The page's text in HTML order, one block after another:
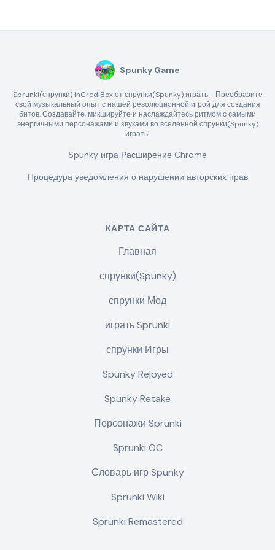
Spunky Game
Sprunki(спрунки) InCrediBox от спрунки(Spunky) играть - Преобразите
свой музыкальный опыт с нашей революционной игрой для создания
битов. Создавайте, микшируйте и наслаждайтесь ритмом с самыми
энергичными персонажами и звуками во вселенной спрунки(Spunky)
играть!
Spunky игра Расширение Chrome
Процедура уведомления о нарушении авторских прав
КАРТА САЙТА
Главная
спрунки(Spunky)
спрунки Мод
играть Sprunki
спрунки Игры
Spunky Rejoyed
Spunky Retake
Персонажи Sprunki
Sprunki OC
Словарь игр Spunky
Sprunki Wiki
Sprunki Remastered